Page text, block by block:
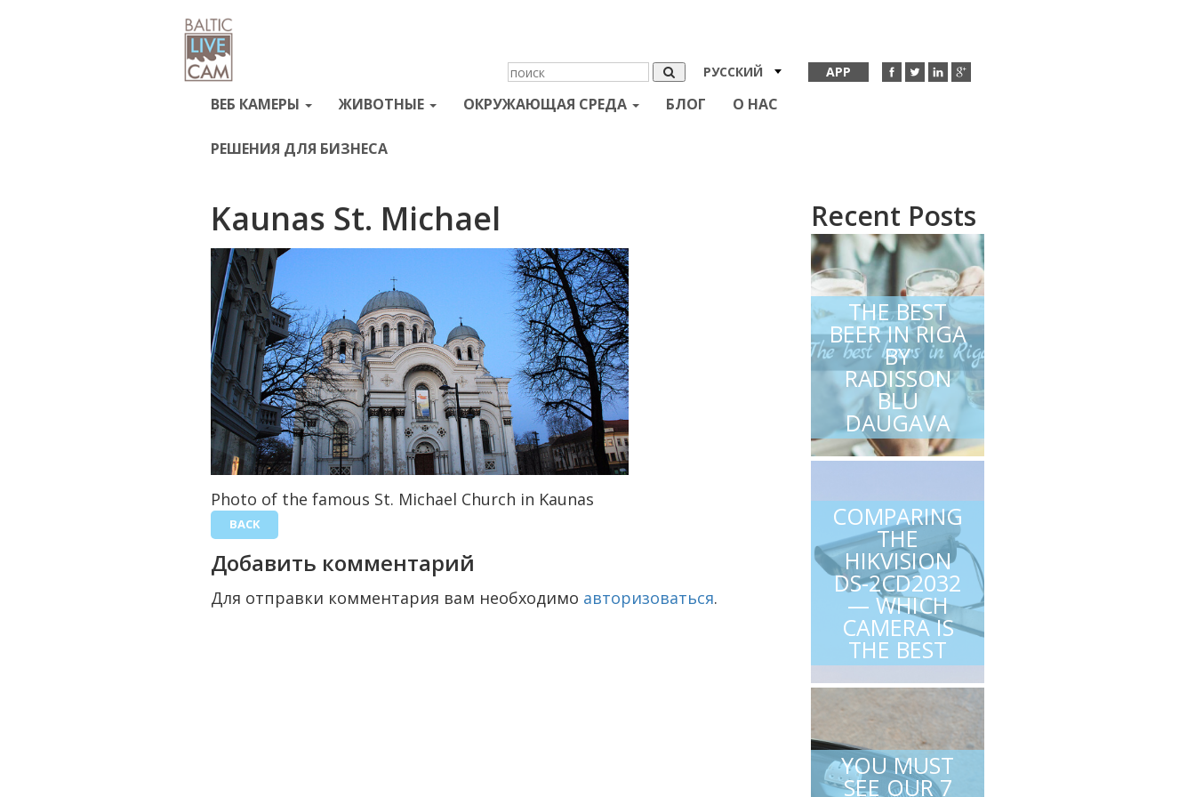
APP
РУССКИЙ
ВЕБ КАМЕРЫ ЖИВОТНЫЕ ОКРУЖАЮЩАЯ СРЕДА БЛОГ О НАС
РЕШЕНИЯ ДЛЯ БИЗНЕСА
Kaunas St. Michael
Photo of the famous St. Michael Church in Kaunas
BACK
Добавить комментарий
Для отправки комментария вам необходимо авторизоваться.
Recent Posts
THE BEST
BEER IN RIGA
BY
RADISSON
BLU
DAUGAVA
COMPARING
THE
HIKVISION
DS-2CD2032
— WHICH
CAMERA IS
THE BEST
YOU MUST
SEE OUR 7